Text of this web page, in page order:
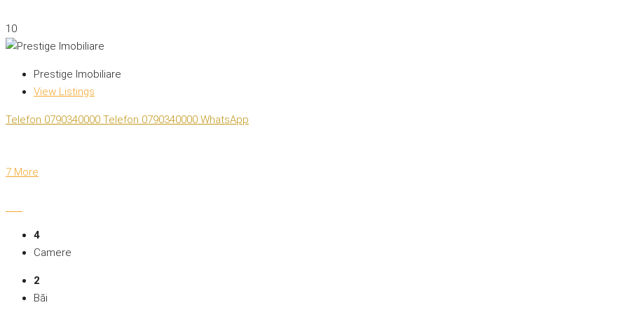
10
Prestige Imobiliare
View Listings
Telefon 0790340000 Telefon 0790340000 WhatsApp
7 More
4
Camere
2
Băi